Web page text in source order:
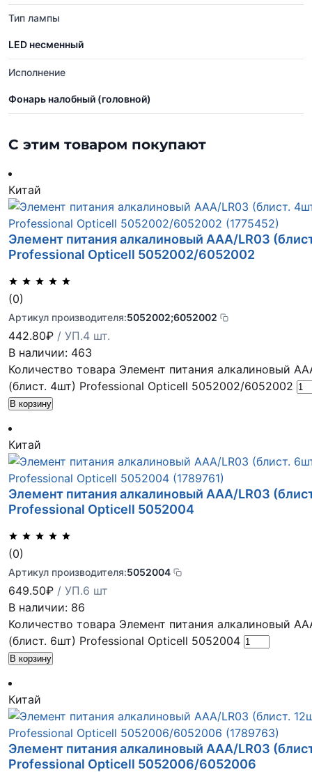
Тип лампы
LED несменный
Исполнение
Фонарь налобный (головной)
С этим товаром покупают
Китай
Элемент питания алкалиновый AAA/LR03
Professional Opticell 5052002/6052002
(0)
Артикул производителя:5052002;6052002
442.80₽ / УП.4 шт.
В наличии: 463
Количество товара Элемент питания алкалиновый
(блист. 4шт) Professional Opticell 5052002/6052002
В корзину
Китай
Элемент питания алкалиновый AAA/LR03
Professional Opticell 5052004
(0)
Артикул производителя:5052004
649.50₽ / УП.6 шт
В наличии: 86
Количество товара Элемент питания алкалиновый
(блист. 6шт) Professional Opticell 5052004
В корзину
Китай
Элемент питания алкалиновый AAA/LR03
Professional Opticell 5052006/6052006